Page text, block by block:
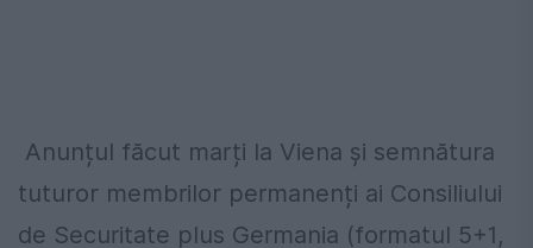
Anunțul făcut marți la Viena și semnătura
tuturor membrilor permanenți ai Consiliului
de Securitate plus Germania (formatul 5+1,